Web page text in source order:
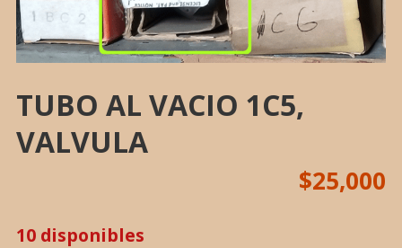
TUBO AL VACIO 1C5,
VALVULA
$25,000
10 disponibles